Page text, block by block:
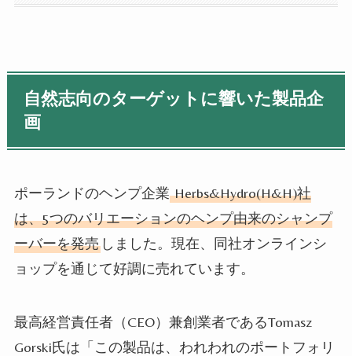
自然志向のターゲットに響いた製品企
画
ポーランドのヘンプ企業Herbs&Hydro(H&H)社
は、5つのバリエーションのヘンプ由来のシャンプ
ーバーを発売しました。現在、同社オンラインシ
ョップを通じて好調に売れています。
最高経営責任者（CEO）兼創業者であるTomasz
Gorski氏は「この製品は、われわれのポートフォリ